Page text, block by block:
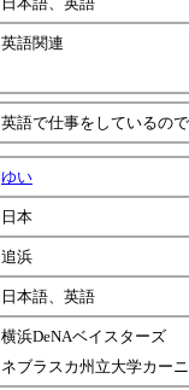
英語関連
英語で仕事をしているの
ゆい
日本
追浜
日本語、英語
横浜DeNAベイスターズ
ネブラスカ州立大学カー